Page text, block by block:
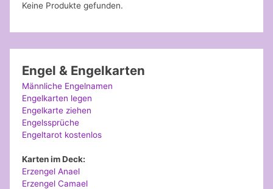
Keine Produkte gefunden.
Engel & Engelkarten
Männliche Engelnamen
Engelkarten legen
Engelkarte ziehen
Engelssprüche
Engeltarot kostenlos
Karten im Deck:
Erzengel Anael
Erzengel Camael